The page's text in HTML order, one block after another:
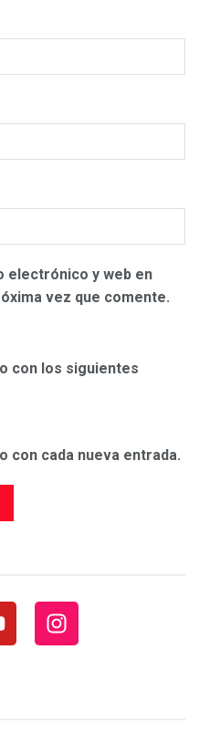
electrónico y web en
vez que comente.
con los siguientes
con cada nueva entrada.